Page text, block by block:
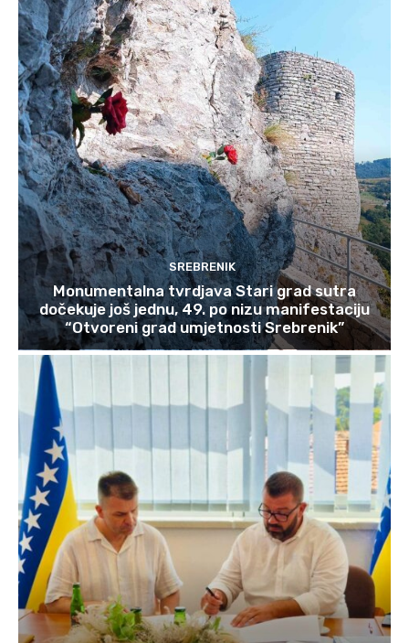
SREBRENIK
Monumentalna tvrdjava Stari grad sutra
dočekuje još jednu, 49. po nizu manifestaciju
“Otvoreni grad umjetnosti Srebrenik”